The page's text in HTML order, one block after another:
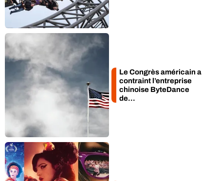
méfiance
Le Congrès américain a
contraint l’entreprise
chinoise ByteDance
de...